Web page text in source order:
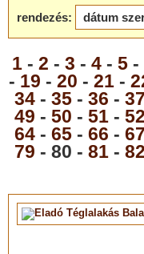
rendezés:
1 - 2 - 3 - 4 - 5 -
- 19 - 20 - 21 -
34 - 35 - 36 - 37
49 - 50 - 51 - 52
64 - 65 - 66 - 67
79 - 80 - 81 - 82